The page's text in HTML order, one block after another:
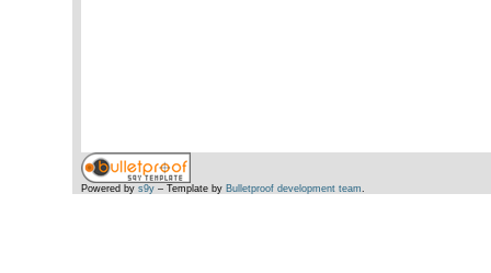
Powered by s9y– Template by Bulletproof development team.